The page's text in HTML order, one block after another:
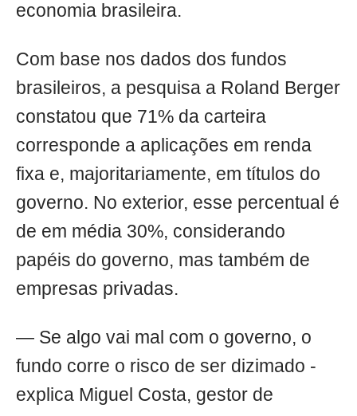
economia brasileira.
Com base nos dados dos fundos
brasileiros, a pesquisa a Roland Berger
constatou que 71% da carteira
corresponde a aplicações em renda
fixa e, majoritariamente, em títulos do
governo. No exterior, esse percentual é
de em média 30%, considerando
papéis do governo, mas também de
empresas privadas.
— Se algo vai mal com o governo, o
fundo corre o risco de ser dizimado -
explica Miguel Costa, gestor de